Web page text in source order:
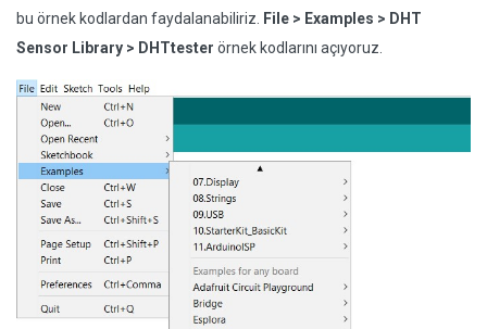
bu örnek kodlardan faydalanabiliriz. File > Examples > DHT
Sensor Library > DHTtester örnek kodlarını açıyoruz.